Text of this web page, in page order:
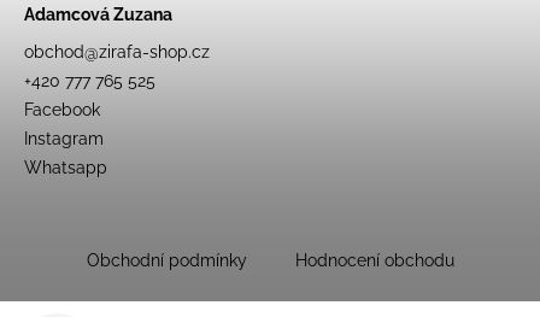
Adamcová Zuzana
obchod@zirafa-shop.cz
+420 777 765 525
Facebook
Instagram
Whatsapp
Obchodní podmínky Hodnocení obchodu